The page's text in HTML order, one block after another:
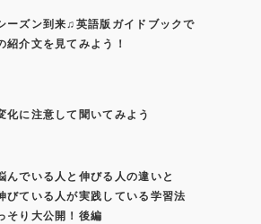
ーズン到来♫英語版ガイドブックで
紹介文を見てみよう！
化に注意して聞いてみよう
んでいる人と伸びる人の違いと
びている人が実践している学習法
そり大公開！後編